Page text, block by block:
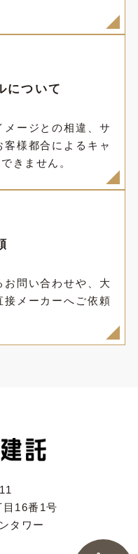
について
メージとの相違、サ
様都合によるキャ
きません。
問い合わせや、大
接メーカーへご依頼
16番1号
タワー